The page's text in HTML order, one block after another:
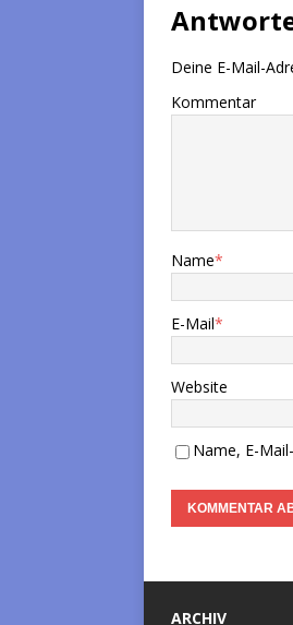
Deine E-Mail-
Kommentar
Name*
E-Mail*
Website
Name, E-
ARCHIV